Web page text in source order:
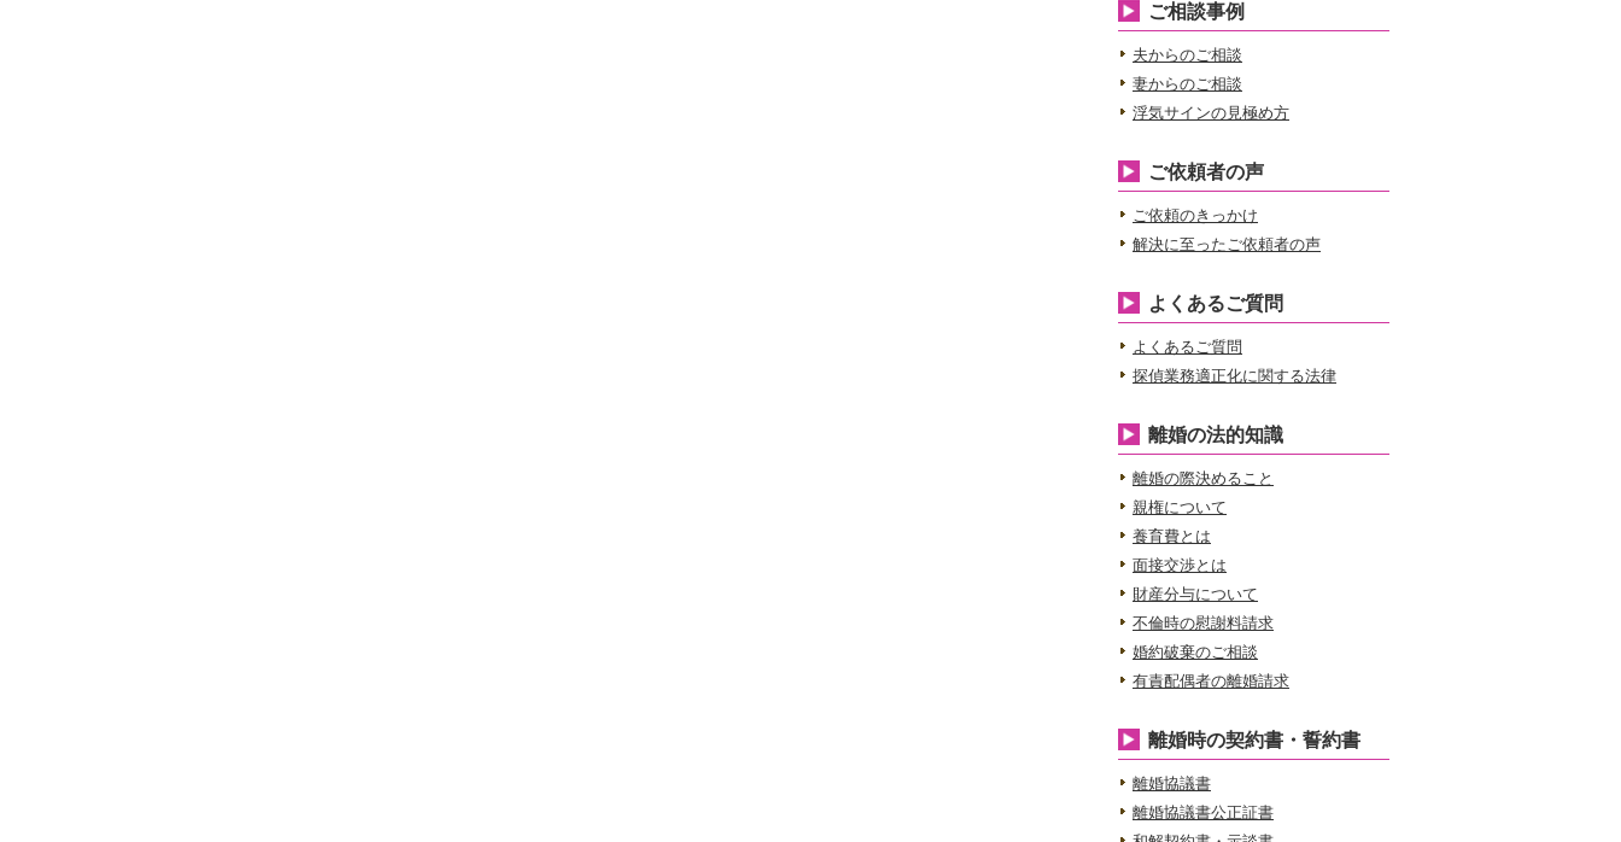
ご相談事例
夫からのご相談
妻からのご相談
浮気サインの見極め方
ご依頼者の声
ご依頼のきっかけ
解決に至ったご依頼者の声
よくあるご質問
よくあるご質問
探偵業務適正化に関する法律
離婚の法的知識
離婚の際決めること
親権について
養育費とは
面接交渉とは
財産分与について
不倫時の慰謝料請求
婚約破棄のご相談
有責配偶者の離婚請求
離婚時の契約書・誓約書
離婚協議書
離婚協議書公正証書